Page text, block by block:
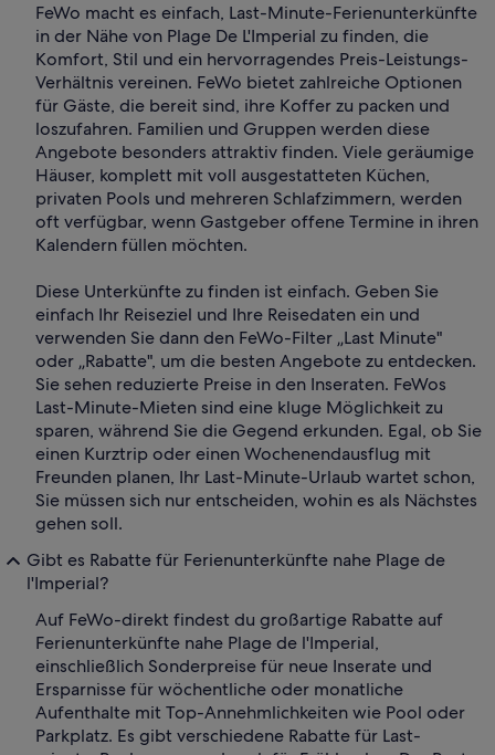
FeWo macht es einfach, Last-Minute-Ferienunterkünfte
in der Nähe von Plage De L'Imperial zu finden, die
Komfort, Stil und ein hervorragendes Preis-Leistungs-
Verhältnis vereinen. FeWo bietet zahlreiche Optionen
für Gäste, die bereit sind, ihre Koffer zu packen und
loszufahren. Familien und Gruppen werden diese
Angebote besonders attraktiv finden. Viele geräumige
Häuser, komplett mit voll ausgestatteten Küchen,
privaten Pools und mehreren Schlafzimmern, werden
oft verfügbar, wenn Gastgeber offene Termine in ihren
Kalendern füllen möchten.
Diese Unterkünfte zu finden ist einfach. Geben Sie
einfach Ihr Reiseziel und Ihre Reisedaten ein und
verwenden Sie dann den FeWo-Filter „Last Minute"
oder „Rabatte", um die besten Angebote zu entdecken.
Sie sehen reduzierte Preise in den Inseraten. FeWos
Last-Minute-Mieten sind eine kluge Möglichkeit zu
sparen, während Sie die Gegend erkunden. Egal, ob Sie
einen Kurztrip oder einen Wochenendausflug mit
Freunden planen, Ihr Last-Minute-Urlaub wartet schon,
Sie müssen sich nur entscheiden, wohin es als Nächstes
gehen soll.
Gibt es Rabatte für Ferienunterkünfte nahe Plage de
l'Imperial?
Auf FeWo-direkt findest du großartige Rabatte auf
Ferienunterkünfte nahe Plage de l'Imperial,
einschließlich Sonderpreise für neue Inserate und
Ersparnisse für wöchentliche oder monatliche
Aufenthalte mit Top-Annehmlichkeiten wie Pool oder
Parkplatz. Es gibt verschiedene Rabatte für Last-